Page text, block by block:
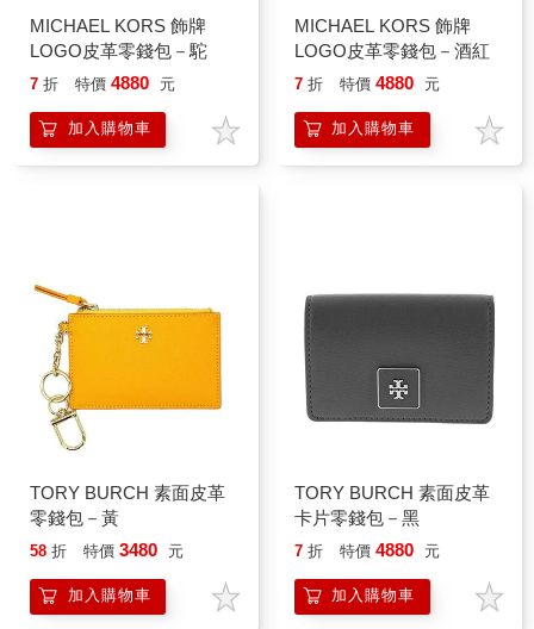
MICHAEL KORS 飾牌
LOGO皮革零錢包－駝
7 折 特價 4880 元
加入購物車
MICHAEL KORS 飾牌
LOGO皮革零錢包－酒紅
7 折 特價 4880 元
加入購物車
TORY BURCH 素面皮革
零錢包－黃
58 折 特價 3480 元
加入購物車
TORY BURCH 素面皮革
卡片零錢包－黑
7 折 特價 4880 元
加入購物車